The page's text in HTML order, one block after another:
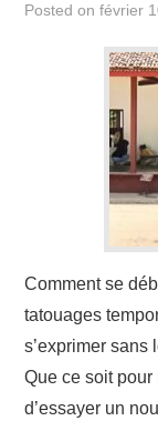
INSPIRATION
SOINS DES
Posted onfévrier
Comment se
tatouages
s’exprimer sans
Que ce soit
d’essayer un